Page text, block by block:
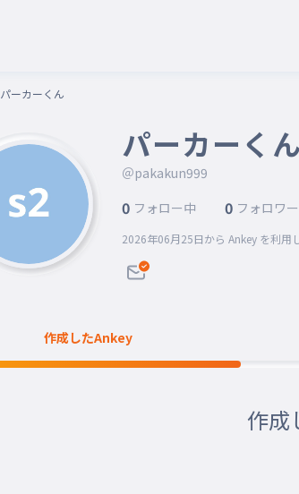
パーカーくん
パーカーくん
＠pakakun999
0 フォロー中 0 フォロワー
2026年06月25日から Ankey を利用
作成したAnkey
作成